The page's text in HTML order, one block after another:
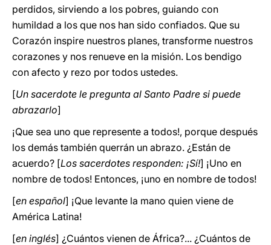
perdidos, sirviendo a los pobres, guiando con
humildad a los que nos han sido confiados. Que su
Corazón inspire nuestros planes, transforme nuestros
corazones y nos renueve en la misión. Los bendigo
con afecto y rezo por todos ustedes.
[Un sacerdote le pregunta al Santo Padre si puede
abrazarlo]
¡Que sea uno que represente a todos!, porque después
los demás también querrán un abrazo. ¿Están de
acuerdo? [Los sacerdotes responden: ¡Sí!] ¡Uno en
nombre de todos! Entonces, ¡uno en nombre de todos!
[en español] ¡Que levante la mano quien viene de
América Latina!
[en inglés] ¿Cuántos vienen de África?... ¿Cuántos de